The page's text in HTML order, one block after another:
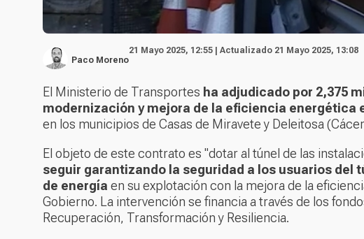
Paco Moreno
21 Mayo 2025, 12:55 | Actualizado 21 Mayo 2025, 13:08
El Ministerio de Transportes ha adjudicado por 2,375
modernización y mejora de la eficiencia energética
en los municipios de Casas de Miravete y Deleitosa
El objeto de este contrato es "dotar al túnel de las
seguir garantizando la seguridad a los usuarios del
de energía en su explotación con la mejora de la
Gobierno. La intervención se financia a través de los
Recuperación, Transformación y Resiliencia.